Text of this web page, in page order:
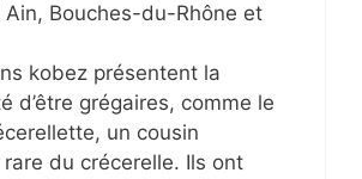
Ain, Bouches-du-Rhône et
kobez présentent la
d’être grégaires, comme le
un cousin
du crécerelle. Ils ont